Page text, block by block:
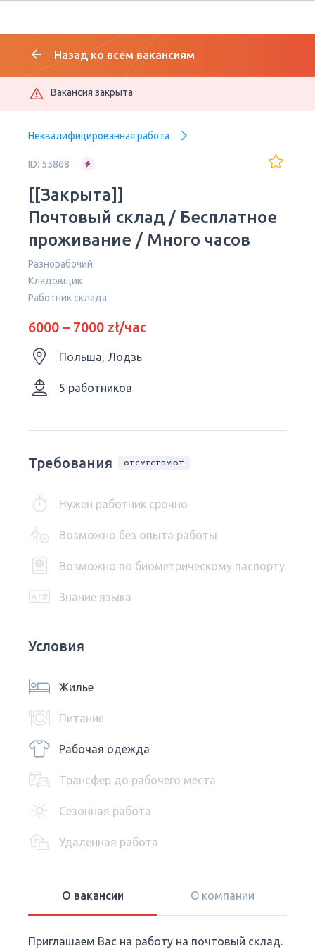
Назад ко всем вакансиям
Вакансия закрыта
Неквалифицированная работа
ID: 55868
[[Закрыта]]
Почтовый склад / Бесплатное
проживание / Много часов
Разнорабочий
Кладовщик
Работник склада
6000 – 7000 zł/час
Польша, Лодзь
5 работников
Требования ОТСУТСТВУЮТ
Нужен работник срочно
Возможно без опыта работы
Возможно по биометрическому паспорту
Знание языка
Условия
Жилье
Питание
Рабочая одежда
Трансфер до рабочего места
Сезонная работа
Удаленная работа
О вакансии О компании
Приглашаем Вас на работу на почтовый склад.